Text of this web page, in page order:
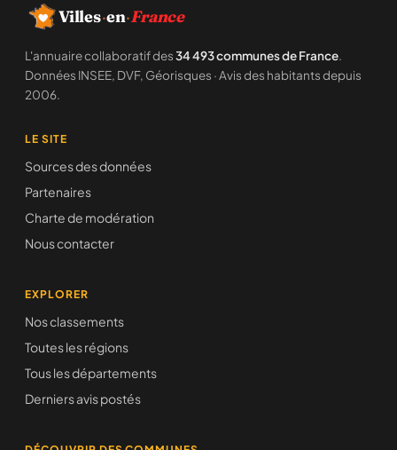
Villes·en·France
L'annuaire collaboratif des34 493 communes de France.
Données INSEE, DVF, Géorisques · Avis des habitants depuis
2006.
LE SITE
Sources des données
Partenaires
Charte de modération
Nous contacter
EXPLORER
Nos classements
Toutes les régions
Tous les départements
Derniers avis postés